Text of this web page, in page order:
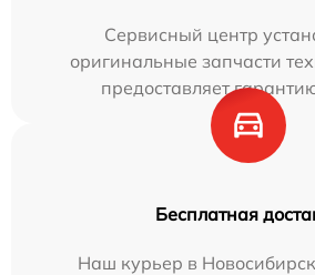
Сервисный центр
оригинальные запчасти
предоставляет
Бесплатная
Наш курьер в